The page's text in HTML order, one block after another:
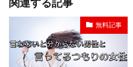
関連する記事
無料記事